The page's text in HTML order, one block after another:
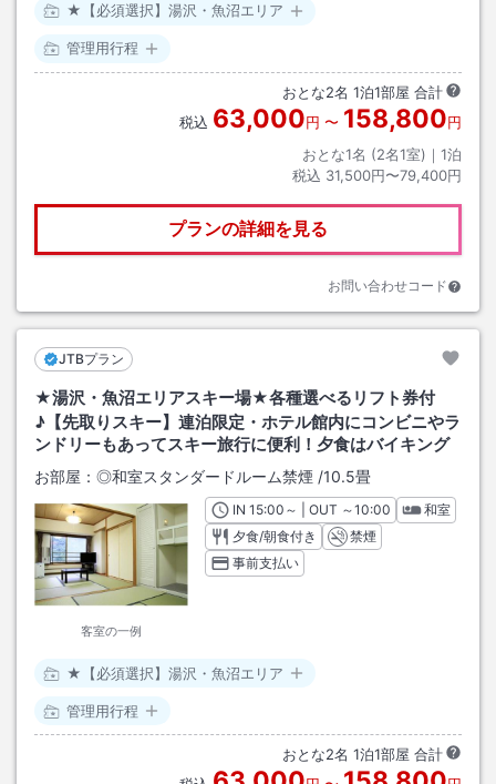
★【必須選択】湯沢・魚沼エリア
管理用行程
おとな2名 1泊1部屋 合計
税込 63,000円 〜 158,800円
おとな1名 (2名1室)｜ 1泊
税込 31,500円〜79,400円
プランの詳細を見る
お問い合わせコード
JTBプラン
★湯沢・魚沼エリアスキー場★各種選べるリフト券付
♪【先取りスキー】連泊限定・ホテル館内にコンビニやラ
ンドリーもあってスキー旅行に便利！夕食はバイキング
お部屋： ◎和室スタンダードルーム禁煙 /10.5畳
客室の一例
INチェックイン
15:00 ～ | OUT チェックアウト
～10:00
和室
夕食/朝食付き
禁煙
事前支払い
★【必須選択】湯沢・魚沼エリア
管理用行程
おとな2名 1泊1部屋 合計